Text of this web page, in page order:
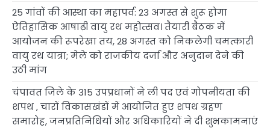
25 गांवों की आस्था का महापर्व: 23 अगस्त से शुरू होगा
ऐतिहासिक आषाढ़ी वायु रथ महोत्सव। तैयारी बैठक में
आयोजन की रूपरेखा तय, 28 अगस्त को निकलेगी चमत्कारी
वायु रथ यात्रा; मेले को राजकीय दर्जा और अनुदान देने की
उठी मांग
चंपावत जिले के 315 उपप्रधानों ने ली पद एवं गोपनीयता की
शपथ , चारों विकासखंडों में आयोजित हुए शपथ ग्रहण
समारोह, जनप्रतिनिधियों और अधिकारियों ने दी शुभकामनाएं